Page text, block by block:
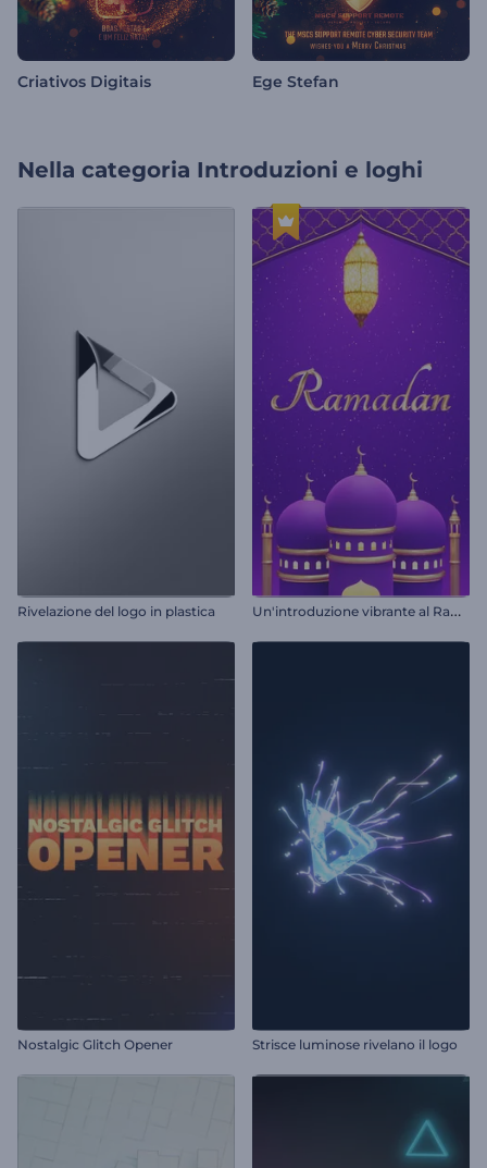
Criativos Digitais Ege Stefan
Nella categoria Introduzioni e loghi
Rivelazione del logo in plastica U
n'introduzione vibrante al Ramadan
Nostalgic Glitch Opener Strisce luminose rivelano il logo